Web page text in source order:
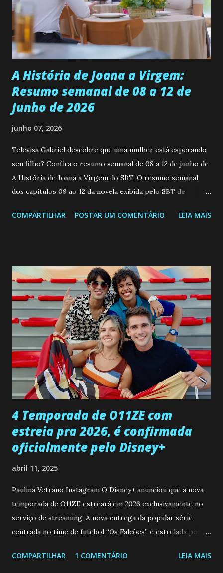
muito madura para a idade, determinada, criativa e
empática. Detesta injustiças e é uma ótima amiga. Pode ser
teimosa e muito persistente quando decide fazer algo.
Durante um exame ginecológico, ela é inseminada por eng...
A História de Joana a Virgem:
Resumo semanal de 08 a 12 de
Junho de 2026
junho 07, 2026
Televisa Gabriel descobre que uma mulher está esperando
seu filho? Confira o resumo semanal de 08 a 12 de junho de
A História de Joana a Virgem do SBT. O resumo semanal
dos capitulos 09 ao 12 da novela exibida pelo SBT de
a Programação Semanal do SBT de 08/06/26 a 14/06/26
confessa a Gabriel que ele demonstrou ser o tipo de
pessoa que ela tanto desejou durante toda a vida. Camila
entra no quarto de Gabriel e imagina como seria o
encontro deles, quando conseguir seduzi-lo. Manuel avisa a
Paula sobre a suposta infidelidade de Gabriel com Joana.
Rogerio consegue se livrar de todas as suspeitas pelo
desaparecimento de Francisco, apontando que ele poderia
ter sido vítima da fúria de Gabriel. Artur informa a Gabriel
que a clínica inseminou por engano outra paciente, que está
...
COMPARTILHAR POSTAR UM COMENTÁRIO LEIA MAIS
4 Temporada de O11ZE com
estreia pra 2026, é confirmada
oficialmente pelo Disney+
abril 11, 2025
Paulina Vetrano Instagram O Disney+ anunciou que a nova
temporada de O11ZE estreará em 2026 exclusivamente no
serviço de streaming. A nova entrega da popular série
centrada no time de futebol “Os Falcões” é estrelada por
Brum (Dedé), que voltam a interpretar seus personagens
COMPARTILHAR 1 COMENTÁRIO LEIA MAIS